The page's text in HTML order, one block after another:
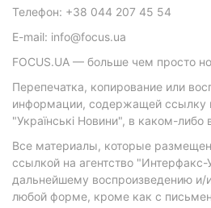
Телефон: +38 044 207 45 54
E-mail: info@focus.ua
FOCUS.UA — больше чем просто
Перепечатка, копирование или
информации, содержащей ссылку
"Українські Новини", в каком-
Все материалы, которые
ссылкой на агентство
дальнейшему воспроизведению и/
любой форме, кроме как с